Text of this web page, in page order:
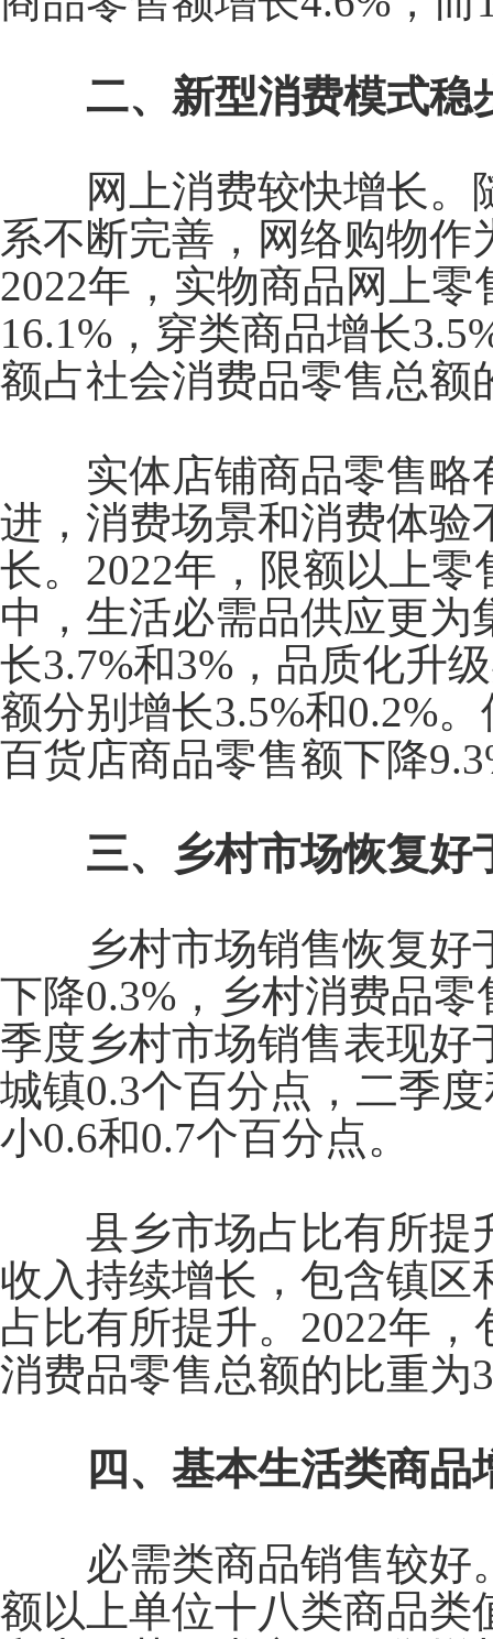
二、新型消费模式稳
网上消费较快增长。
系不断完善，网络购物
2022年，实物商品网上零
16.1% ，穿类商品增长
额占社会消费品零售总额
实体店铺商品零售略
进，消费场景和消费体验
长。 2022年，限额以上零
中，生活必需品供应更
长3.7%和3% ，品质化升
额分别增长3.5%和0.2%
百货店商品零售额下降
三、乡村市场恢复好
乡村市场销售恢复好
下降0.3% ，乡村消费品
季度乡村市场销售表现好
城镇0.3个百分点，二季
小0.6和0.7个百分点。
县乡市场占比有所提
收入持续增长，包含镇区
占比有所提升。 2022年，
消费品零售总额的比重为
四、基本生活类商品
必需类商品销售较好
额以上单位十八类商品类